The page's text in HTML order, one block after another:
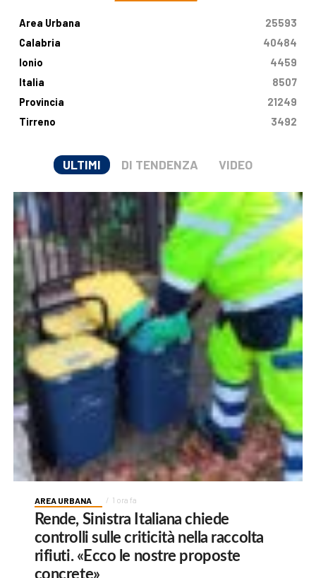
Area Urbana
25593
Calabria
40484
Ionio
4459
Italia
8507
Provincia
21249
Tirreno
3492
ULTIMI DI TENDENZA VIDEO
AREA URBANA 1 ora fa
Rende, Sinistra Italiana chiede
controlli sulle criticità nella raccolta
rifiuti. «Ecco le nostre proposte
concrete»